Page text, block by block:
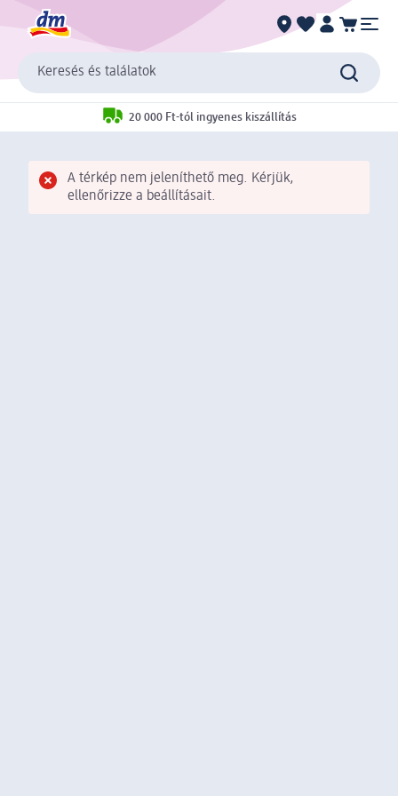
Keresés és találatok
20 000 Ft-tól ingyenes kiszállítás
A térkép nem jeleníthető meg. Kérjük,
ellenőrizze a beállításait.